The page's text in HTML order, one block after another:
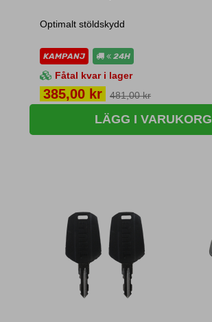
Optimalt stöldskydd
KAMPANJ 24H
Fåtal kvar i lager
Pris
385,00 kr 481,00 kr
LÄGG I VARUKORG